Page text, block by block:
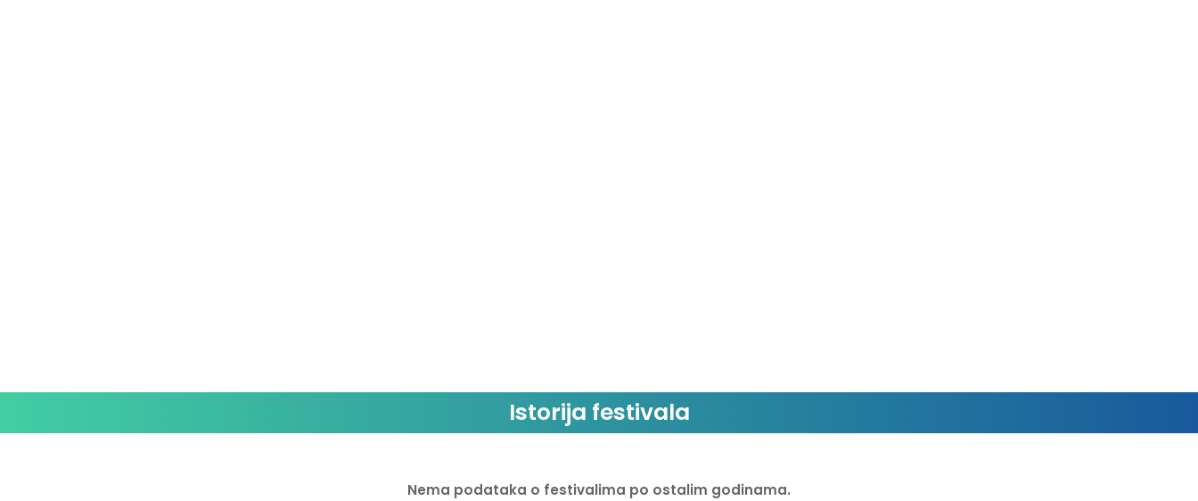
Istorija festivala
Nema podataka o festivalima po ostalim godinama.